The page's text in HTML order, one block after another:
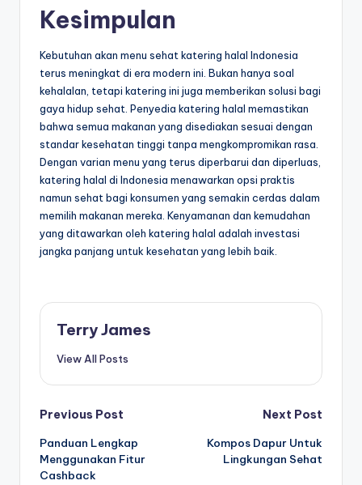
Kesimpulan
Kebutuhan akan menu sehat katering halal Indonesia
terus meningkat di era modern ini. Bukan hanya soal
kehalalan, tetapi katering ini juga memberikan solusi bagi
gaya hidup sehat. Penyedia katering halal memastikan
bahwa semua makanan yang disediakan sesuai dengan
standar kesehatan tinggi tanpa mengkompromikan rasa.
Dengan varian menu yang terus diperbarui dan diperluas,
katering halal di Indonesia menawarkan opsi praktis
namun sehat bagi konsumen yang semakin cerdas dalam
memilih makanan mereka. Kenyamanan dan kemudahan
yang ditawarkan oleh katering halal adalah investasi
jangka panjang untuk kesehatan yang lebih baik.
Terry James
View All Posts
Post
navigation
Previous Post
Panduan Lengkap
Menggunakan Fitur
Cashback
Next Post
Kompos Dapur Untuk
Lingkungan Sehat